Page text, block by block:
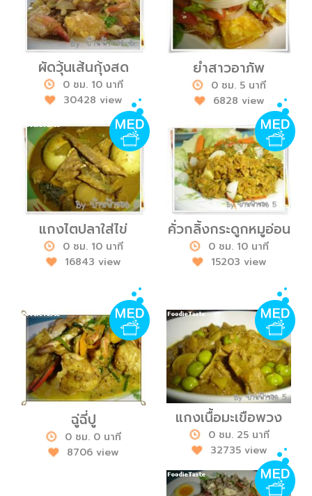
ผัดวุ้นเส้นกุ้งสด
0 ชม. 10 นาที
30428 view
ยำสาวอาภัพ
0 ชม. 5 นาที
6828 view
แกงไตปลาใส่ไข่
0 ชม. 10 นาที
16843 view
คั่วกลิ้งกระดูกหมูอ่อน
0 ชม. 10 นาที
15203 view
ฉู่ฉี่ปู
0 ชม. 0 นาที
8706 view
แกงเนื้อมะเขือพวง
0 ชม. 25 นาที
32735 view